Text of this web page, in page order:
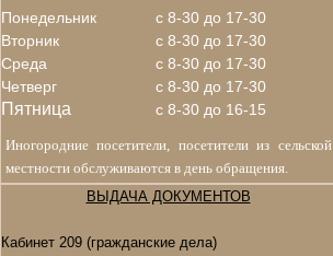
Понедельник
с 8-30 до 17-30
Вторник
с 8-30 до 17-30
Среда
с 8-30 до 17-30
Четверг
с 8-30 до 17-30
Пятница с 8-30 до 16-15
Иногородние посетители, посетители из сельской
местности обслуживаются в день обращения.
ВЫДАЧА ДОКУМЕНТОВ
Кабинет 209 (гражданские дела)